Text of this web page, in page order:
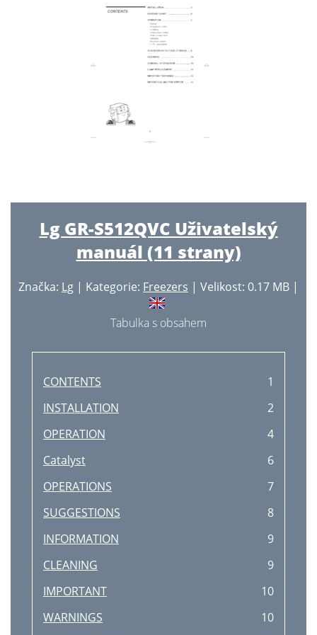
Lg GR-S512QVC Uživatelský
manuál (11 strany)
Značka: Lg | Kategorie: Freezers | Velikost: 0.17 MB |
Tabulka s obsahem
CONTENTS
1
INSTALLATION
2
OPERATION
4
Catalyst
6
OPERATIONS
7
SUGGESTIONS
8
INFORMATION
9
CLEANING
9
IMPORTANT
10
WARNINGS
10